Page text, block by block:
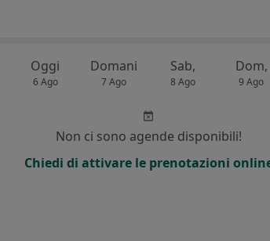
Oggi
6 Ago
Domani
7 Ago
Sab,
8 Ago
Dom,
9 Ago
Non ci sono agende disponibili!
Chiedi di attivare le prenotazioni